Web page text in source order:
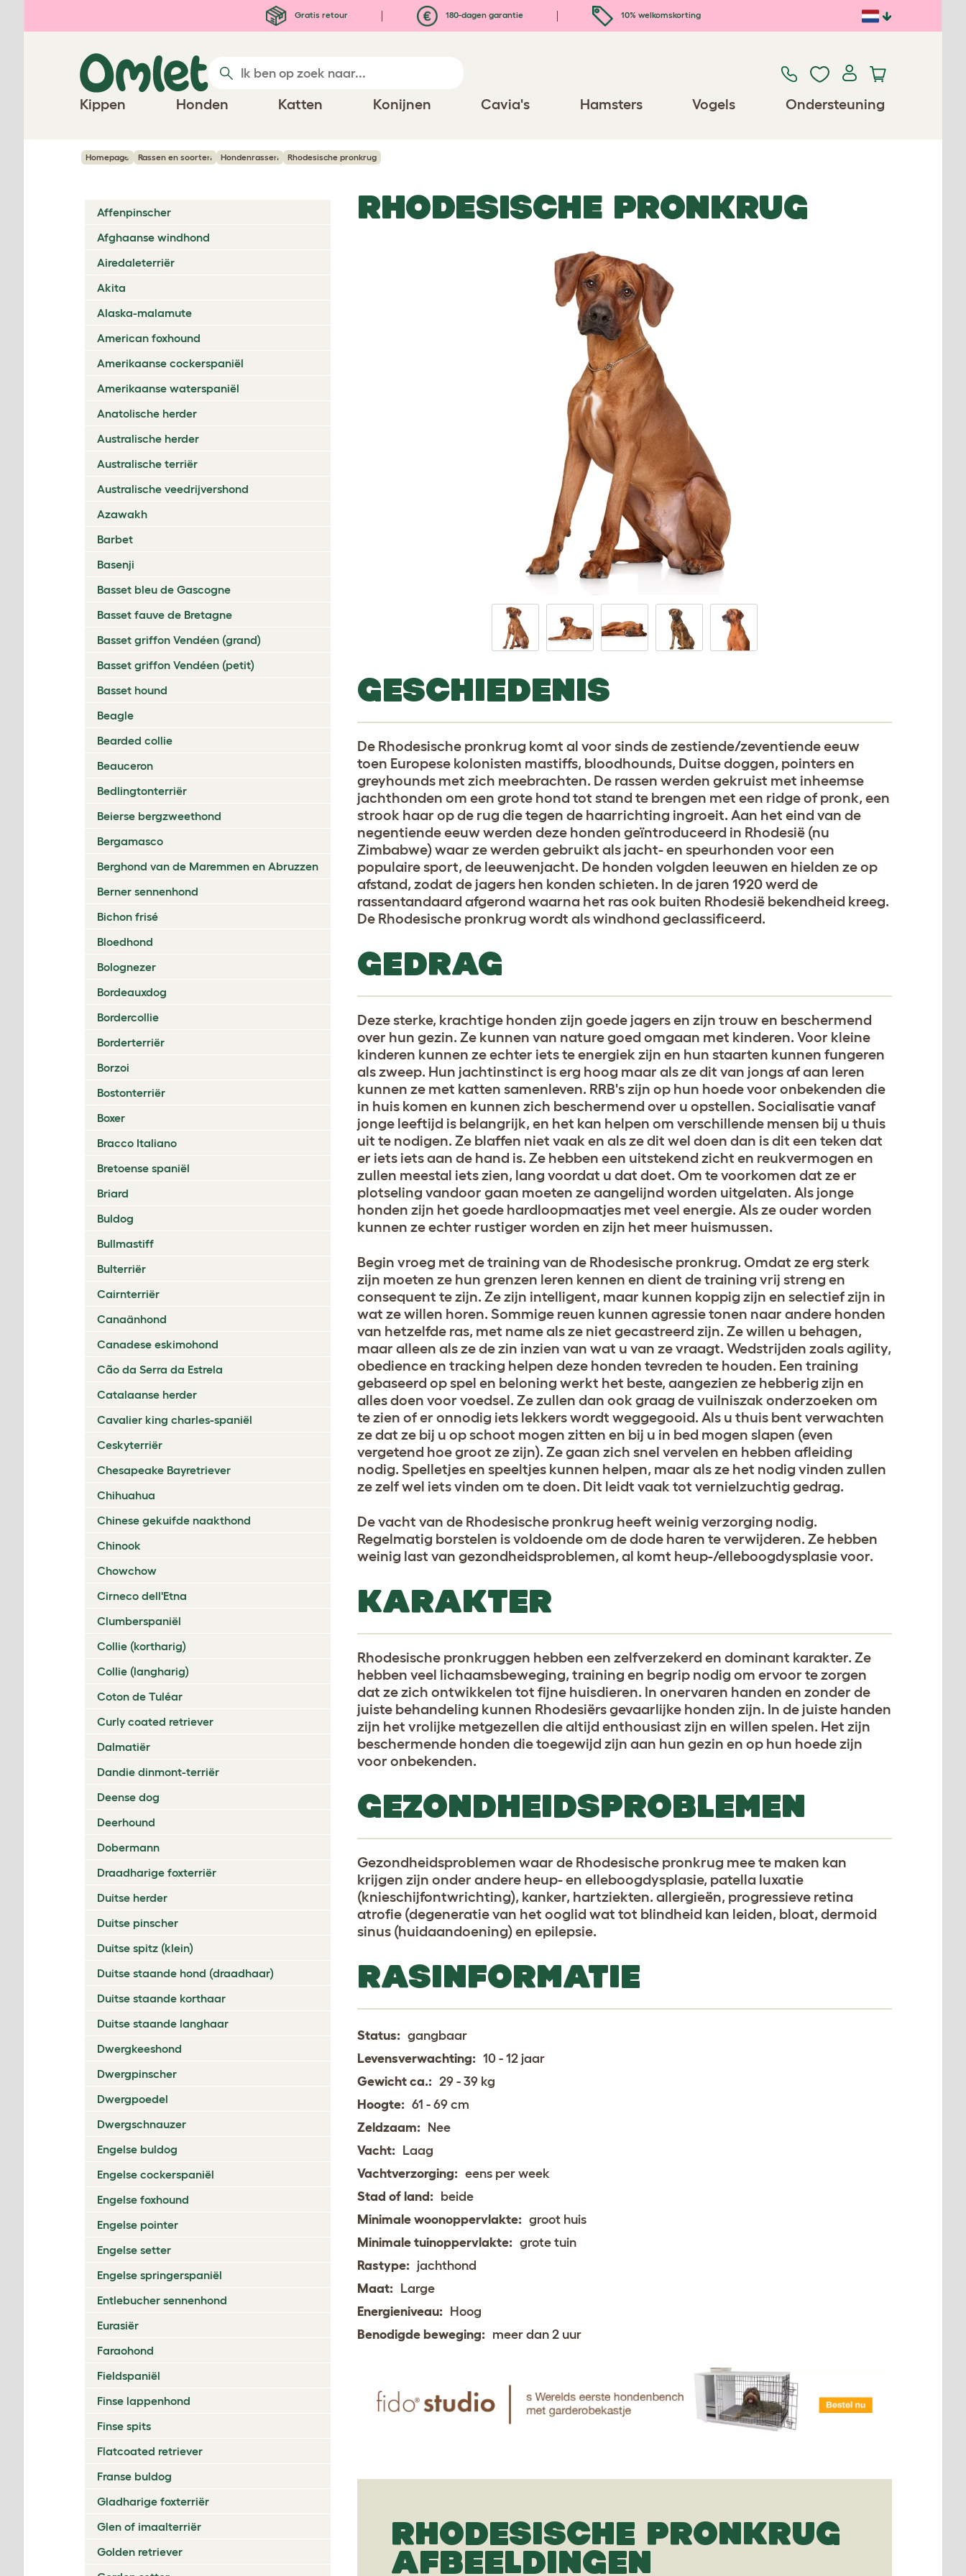
Gratis retour 180-dagen garantie 10% welkomskorting
Kippen Honden Katten Konijnen Cavia's Hamsters Vogels Ondersteuning
Homepage Rassen en soorten Hondenrassen Rhodesische pronkrug
Affenpinscher
Afghaanse windhond
Airedaleterriër
Akita
Alaska-malamute
American foxhound
Amerikaanse cockerspaniël
Amerikaanse waterspaniël
Anatolische herder
Australische herder
Australische terriër
Australische veedrijvershond
Azawakh
Barbet
Basenji
Basset bleu de Gascogne
Basset fauve de Bretagne
Basset griffon Vendéen (grand)
Basset griffon Vendéen (petit)
Basset hound
Beagle
Bearded collie
Beauceron
Bedlingtonterriër
Beierse bergzweethond
Bergamasco
Berghond van de Maremmen en Abruzzen
Berner sennenhond
Bichon frisé
Bloedhond
Bolognezer
Bordeauxdog
Bordercollie
Borderterriër
Borzoi
Bostonterriër
Boxer
Bracco Italiano
Bretoense spaniël
Briard
Buldog
Bullmastiff
Bulterriër
Cairnterriër
Canaänhond
Canadese eskimohond
Cão da Serra da Estrela
Catalaanse herder
Cavalier king charles-spaniël
Ceskyterriër
Chesapeake Bayretriever
Chihuahua
Chinese gekuifde naakthond
Chinook
Chowchow
Cirneco dell'Etna
Clumberspaniël
Collie (kortharig)
Collie (langharig)
Coton de Tuléar
Curly coated retriever
Dalmatiër
Dandie dinmont-terriër
Deense dog
Deerhound
Dobermann
Draadharige foxterriër
Duitse herder
Duitse pinscher
Duitse spitz (klein)
Duitse staande hond (draadhaar)
Duitse staande korthaar
Duitse staande langhaar
Dwergkeeshond
Dwergpinscher
Dwergpoedel
Dwergschnauzer
Engelse buldog
Engelse cockerspaniël
Engelse foxhound
Engelse pointer
Engelse setter
Engelse springerspaniël
Entlebucher sennenhond
Eurasiër
Faraohond
Fieldspaniël
Finse lappenhond
Finse spits
Flatcoated retriever
Franse buldog
Gladharige foxterriër
Glen of imaalterriër
Golden retriever
RHODESISCHE PRONKRUG
GESCHIEDENIS
De Rhodesische pronkrug komt al voor sinds de zestiende/zeventiende eeuw
toen Europese kolonisten mastiffs, bloodhounds, Duitse doggen, pointers en
greyhounds met zich meebrachten. De rassen werden gekruist met inheemse
jachthonden om een grote hond tot stand te brengen met een ridge of pronk, een
strook haar op de rug die tegen de haarrichting ingroeit. Aan het eind van de
negentiende eeuw werden deze honden geïntroduceerd in Rhodesië (nu
Zimbabwe) waar ze werden gebruikt als jacht- en speurhonden voor een
populaire sport, de leeuwenjacht. De honden volgden leeuwen en hielden ze op
afstand, zodat de jagers hen konden schieten. In de jaren 1920 werd de
rassentandaard afgerond waarna het ras ook buiten Rhodesië bekendheid kreeg.
De Rhodesische pronkrug wordt als windhond geclassificeerd.
GEDRAG
Deze sterke, krachtige honden zijn goede jagers en zijn trouw en beschermend
over hun gezin. Ze kunnen van nature goed omgaan met kinderen. Voor kleine
kinderen kunnen ze echter iets te energiek zijn en hun staarten kunnen fungeren
als zweep. Hun jachtinstinct is erg hoog maar als ze dit van jongs af aan leren
kunnen ze met katten samenleven. RRB's zijn op hun hoede voor onbekenden die
in huis komen en kunnen zich beschermend over u opstellen. Socialisatie vanaf
jonge leeftijd is belangrijk, en het kan helpen om verschillende mensen bij u thuis
uit te nodigen. Ze blaffen niet vaak en als ze dit wel doen dan is dit een teken dat
er iets iets aan de hand is. Ze hebben een uitstekend zicht en reukvermogen en
zullen meestal iets zien, lang voordat u dat doet. Om te voorkomen dat ze er
plotseling vandoor gaan moeten ze aangelijnd worden uitgelaten. Als jonge
honden zijn het goede hardloopmaatjes met veel energie. Als ze ouder worden
kunnen ze echter rustiger worden en zijn het meer huismussen.
Begin vroeg met de training van de Rhodesische pronkrug. Omdat ze erg sterk
zijn moeten ze hun grenzen leren kennen en dient de training vrij streng en
consequent te zijn. Ze zijn intelligent, maar kunnen koppig zijn en selectief zijn in
wat ze willen horen. Sommige reuen kunnen agressie tonen naar andere honden
van hetzelfde ras, met name als ze niet gecastreerd zijn. Ze willen u behagen,
maar alleen als ze de zin inzien van wat u van ze vraagt. Wedstrijden zoals agility,
obedience en tracking helpen deze honden tevreden te houden. Een training
gebaseerd op spel en beloning werkt het beste, aangezien ze hebberig zijn en
alles doen voor voedsel. Ze zullen dan ook graag de vuilniszak onderzoeken om
te zien of er onnodig iets lekkers wordt weggegooid. Als u thuis bent verwachten
ze dat ze bij u op schoot mogen zitten en bij u in bed mogen slapen (even
vergetend hoe groot ze zijn). Ze gaan zich snel vervelen en hebben afleiding
nodig. Spelletjes en speeltjes kunnen helpen, maar als ze het nodig vinden zullen
ze zelf wel iets vinden om te doen. Dit leidt vaak tot vernielzuchtig gedrag.
De vacht van de Rhodesische pronkrug heeft weinig verzorging nodig.
Regelmatig borstelen is voldoende om de dode haren te verwijderen. Ze hebben
weinig last van gezondheidsproblemen, al komt heup-/elleboogdysplasie voor.
KARAKTER
Rhodesische pronkruggen hebben een zelfverzekerd en dominant karakter. Ze
hebben veel lichaamsbeweging, training en begrip nodig om ervoor te zorgen
dat ze zich ontwikkelen tot fijne huisdieren. In onervaren handen en zonder de
juiste behandeling kunnen Rhodesiërs gevaarlijke honden zijn. In de juiste handen
zijn het vrolijke metgezellen die altijd enthousiast zijn en willen spelen. Het zijn
beschermende honden die toegewijd zijn aan hun gezin en op hun hoede zijn
voor onbekenden.
GEZONDHEIDSPROBLEMEN
Gezondheidsproblemen waar de Rhodesische pronkrug mee te maken kan
krijgen zijn onder andere heup- en elleboogdysplasie, patella luxatie
(knieschijfontwrichting), kanker, hartziekten. allergieën, progressieve retina
atrofie (degeneratie van het ooglid wat tot blindheid kan leiden, bloat, dermoid
sinus (huidaandoening) en epilepsie.
RASINFORMATIE
Status: gangbaar
Levensverwachting: 10 - 12 jaar
Gewicht ca.: 29 - 39 kg
Hoogte: 61 - 69 cm
Zeldzaam: Nee
Vacht: Laag
Vachtverzorging: eens per week
Stad of land: beide
Minimale woonoppervlakte: groot huis
Minimale tuinoppervlakte: grote tuin
Rastype: jachthond
Maat: Large
Energieniveau: Hoog
Benodigde beweging: meer dan 2 uur
RHODESISCHE PRONKRUG
AFBEELDINGEN